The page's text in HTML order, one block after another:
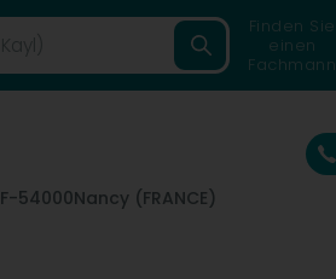
Finden Sie
einen
Fachmann
F-54000Nancy (FRANCE)